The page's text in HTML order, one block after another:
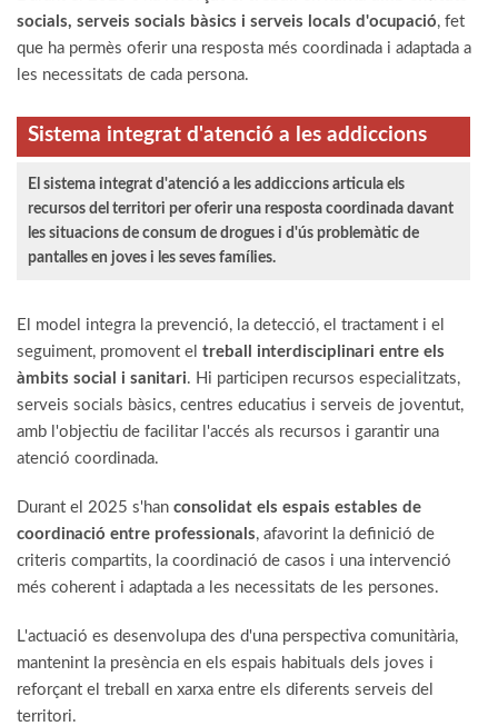
socials, serveis socials bàsics i serveis locals d'ocupació, fet
que ha permès oferir una resposta més coordinada i adaptada a
les necessitats de cada persona.
Sistema integrat d'atenció a les addiccions
El sistema integrat d'atenció a les addiccions articula els
recursos del territori per oferir una resposta coordinada davant
les situacions de consum de drogues i d'ús problemàtic de
pantalles en joves i les seves famílies.
El model integra la prevenció, la detecció, el tractament i el
seguiment, promovent el treball interdisciplinari entre els
àmbits social i sanitari. Hi participen recursos especialitzats,
serveis socials bàsics, centres educatius i serveis de joventut,
amb l'objectiu de facilitar l'accés als recursos i garantir una
atenció coordinada.
Durant el 2025 s'han consolidat els espais estables de
coordinació entre professionals, afavorint la definició de
criteris compartits, la coordinació de casos i una intervenció
més coherent i adaptada a les necessitats de les persones.
L'actuació es desenvolupa des d'una perspectiva comunitària,
mantenint la presència en els espais habituals dels joves i
reforçant el treball en xarxa entre els diferents serveis del
territori.